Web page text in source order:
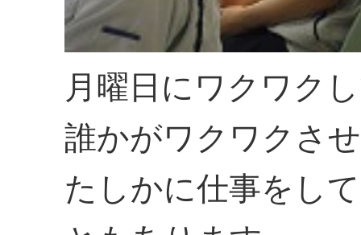
月曜日にワクワク
誰かがワクワクさ
たしかに仕事をし